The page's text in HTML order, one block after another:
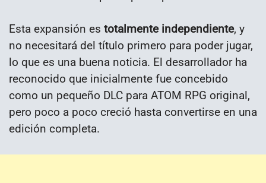
Esta expansión es totalmente independiente, y
no necesitará del título primero para poder jugar,
lo que es una buena noticia. El desarrollador ha
reconocido que inicialmente fue concebido
como un pequeño DLC para ATOM RPG original,
pero poco a poco creció hasta convertirse en una
edición completa.